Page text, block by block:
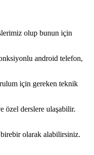
olup bunun için
android telefon,
için gereken teknik
özel derslere ulaşabilir.
olarak alabilirsiniz.